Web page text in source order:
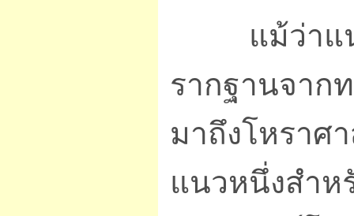
แม้ว่าแนว
รากฐานจาก
มาถึงโหราศ
แนวหนึ่งสำห